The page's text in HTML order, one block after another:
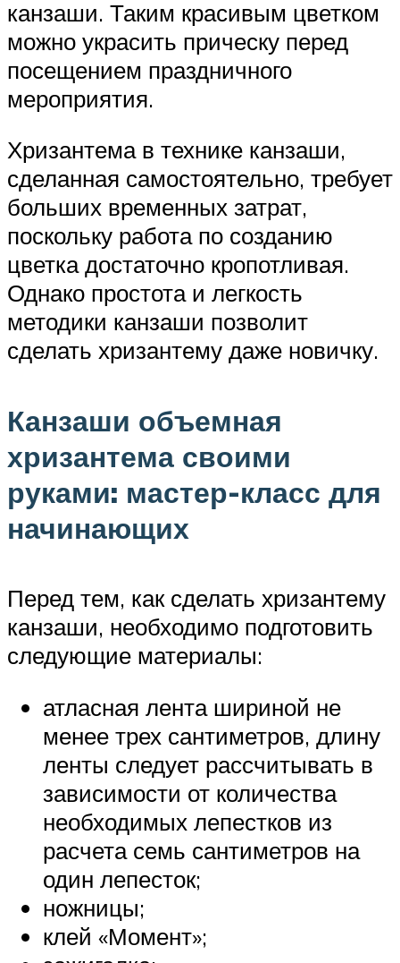
канзаши. Таким красивым цветком
можно украсить прическу перед
посещением праздничного
мероприятия.
Хризантема в технике канзаши,
сделанная самостоятельно, требует
больших временных затрат,
поскольку работа по созданию
цветка достаточно кропотливая.
Однако простота и легкость
методики канзаши позволит
сделать хризантему даже новичку.
Канзаши объемная
хризантема своими
руками: мастер-класс для
начинающих
Перед тем, как сделать хризантему
канзаши, необходимо подготовить
следующие материалы:
атласная лента шириной не
менее трех сантиметров, длину
ленты следует рассчитывать в
зависимости от количества
необходимых лепестков из
расчета семь сантиметров на
один лепесток;
ножницы;
клей «Момент»;